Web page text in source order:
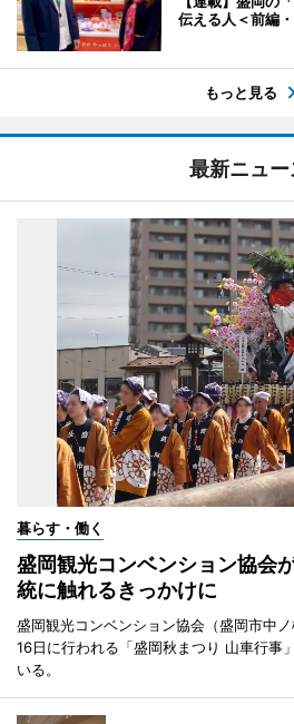
伝える人＜前編
もっと見る
最新ニュー
暮らす・働く
盛岡観光コンベンション協
統に触れるきっかけに
盛岡観光コンベンション協会（盛岡市中
16日に行われる「盛岡秋まつり 山車行事
いる。